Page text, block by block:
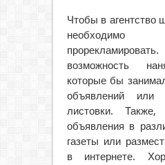
Чтобы в агентство
возможность
которые бы
объявлений или
листовки.
объявления в
газеты или
в интернете.